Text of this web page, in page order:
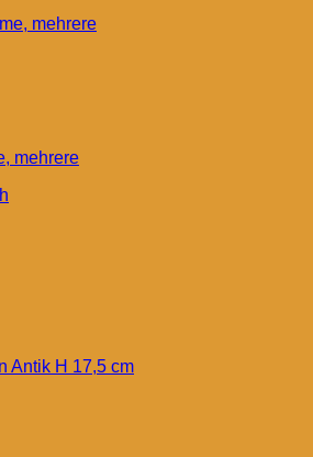
mehrere